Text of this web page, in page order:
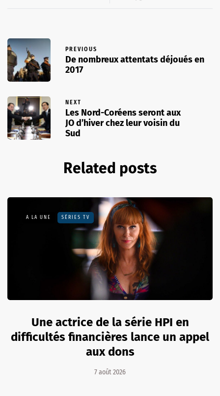
PREVIOUS
De nombreux attentats déjoués en
2017
NEXT
Les Nord-Coréens seront aux
JO d’hiver chez leur voisin du
Sud
Related posts
A LA UNE SÉRIES TV
Une actrice de la série HPI en
difficultés financières lance un appel
aux dons
7 août 2026